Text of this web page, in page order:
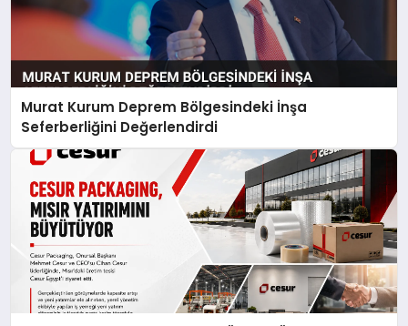
Murat Kurum Deprem Bölgesindeki İnşa
Seferberliğini Değerlendirdi